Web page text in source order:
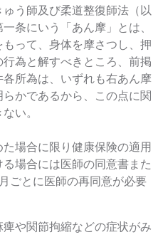
う師及び柔道整復師法（以
条にいう「あん摩」とは、
って、身体を摩さつし、押
為と解すべきところ、前掲
所為は、いずれも右あん摩
かであるから、この点に関
い。
場合に限り健康保険の適用
場合には医師の同意書また
ごとに医師の再同意が必要
や関節拘縮などの症状がみ